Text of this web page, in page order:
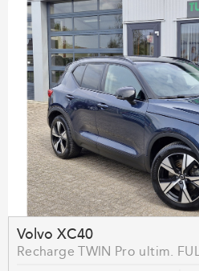
Volvo XC40
Recharge TWIN Pro ultim.